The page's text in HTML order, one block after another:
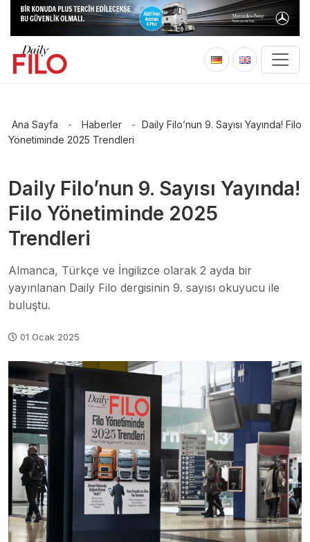
Ana Sayfa - Haberler - Daily Filo’nun 9. Sayısı Yayında! Filo
Yönetiminde 2025 Trendleri
Daily Filo’nun 9. Sayısı Yayında!
Filo Yönetiminde 2025
Trendleri
Almanca, Türkçe ve İngilizce olarak 2 ayda bir
yayınlanan Daily Filo dergisinin 9. sayısı okuyucu ile
buluştu.
01 Ocak 2025